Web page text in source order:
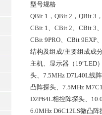
型号规格
QBit 1，QBit 2，QBit 3
CBit 1、CBit 2、CBit 3
CBit 9PRO、CBit 9EXP
结构及组成/主要组成成
主机、显示器（19″LED
头、7.5MHz D7L40L线
凸阵探头、7.5MHz
D2P64L相控阵探头、
6.0MHz D6C12LS微凸